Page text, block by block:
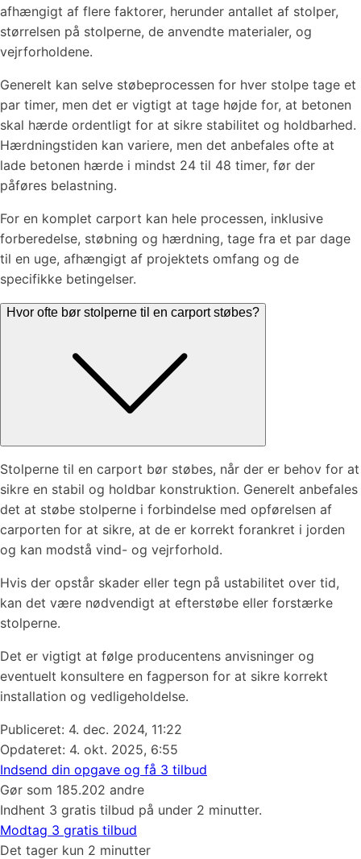
afhængigt af flere faktorer, herunder antallet af stolper,
størrelsen på stolperne, de anvendte materialer, og
vejrforholdene.
Generelt kan selve støbeprocessen for hver stolpe tage et
par timer, men det er vigtigt at tage højde for, at betonen
skal hærde ordentligt for at sikre stabilitet og holdbarhed.
Hærdningstiden kan variere, men det anbefales ofte at
lade betonen hærde i mindst 24 til 48 timer, før der
påføres belastning.
For en komplet carport kan hele processen, inklusive
forberedelse, støbning og hærdning, tage fra et par dage
til en uge, afhængigt af projektets omfang og de
specifikke betingelser.
Hvor ofte bør stolperne til en carport støbes?
Stolperne til en carport bør støbes, når der er behov for at
sikre en stabil og holdbar konstruktion. Generelt anbefales
det at støbe stolperne i forbindelse med opførelsen af
carporten for at sikre, at de er korrekt forankret i jorden
og kan modstå vind- og vejrforhold.
Hvis der opstår skader eller tegn på ustabilitet over tid,
kan det være nødvendigt at efterstøbe eller forstærke
stolperne.
Det er vigtigt at følge producentens anvisninger og
eventuelt konsultere en fagperson for at sikre korrekt
installation og vedligeholdelse.
Publiceret: 4. dec. 2024, 11:22
Opdateret: 4. okt. 2025, 6:55
Indsend din opgave og få 3 tilbud
Gør som 185.202 andre
Indhent 3 gratis tilbud på under 2 minutter.
Modtag 3 gratis tilbud
Det tager kun 2 minutter